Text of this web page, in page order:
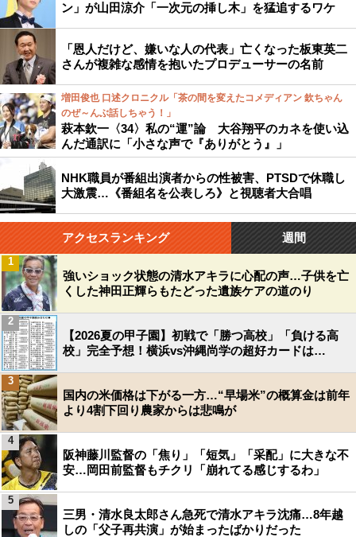
ン」が山田涼介「一次元の挿し木」を猛追するワケ
「恩人だけど、嫌いな人の代表」亡くなった板東英二
さんが複雑な感情を抱いたプロデューサーの名前
増田俊也 口述クロニクル「茶の間を変えたコメディアン 欽ちゃん
のぜ～んぶ話しちゃう！」
萩本欽一〈34〉私の“運”論 大谷翔平のカネを使い込
んだ通訳に「小さな声で『ありがとう』」
NHK職員が番組出演者からの性被害、PTSDで休職し
大激震…《番組名を公表しろ》と視聴者大合唱
アクセスランキング 週間
強いショック状態の清水アキラに心配の声…子供を亡
くした神田正輝らもたどった遺族ケアの道のり
1
【2026夏の甲子園】初戦で「勝つ高校」「負ける高
校」完全予想！横浜vs沖縄尚学の超好カードは…
2
国内の米価格は下がる一方…“早場米”の概算金は前年
より4割下回り農家からは悲鳴が
3
阪神藤川監督の「焦り」「短気」「采配」に大きな不
安…岡田前監督もチクリ「崩れてる感じするわ」
4
三男・清水良太郎さん急死で清水アキラ沈痛…8年越
しの「父子再共演」が始まったばかりだった
5